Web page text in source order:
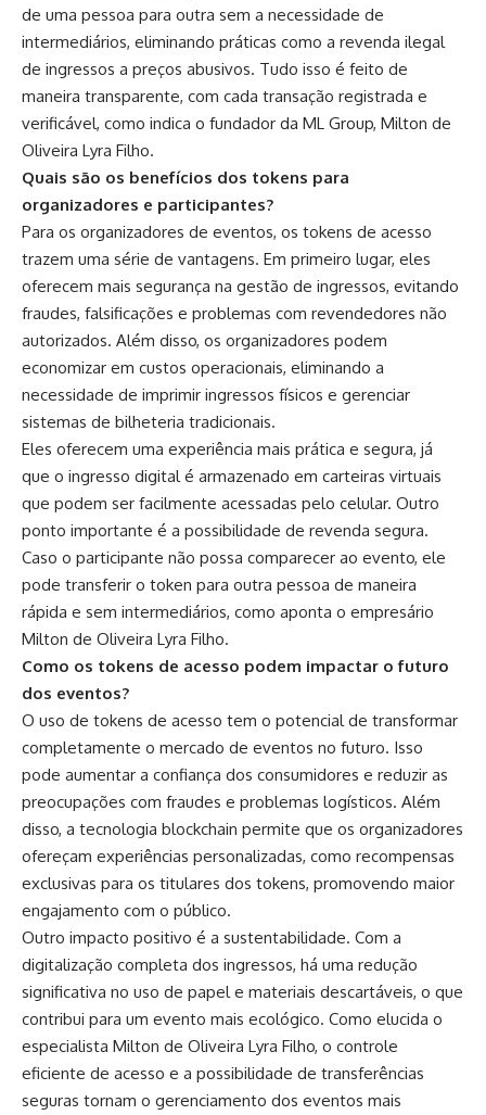
de uma pessoa para outra sem a necessidade de
intermediários, eliminando práticas como a revenda ilegal
de ingressos a preços abusivos. Tudo isso é feito de
maneira transparente, com cada transação registrada e
verificável, como indica o fundador da ML Group, Milton de
Oliveira Lyra Filho.
Quais são os benefícios dos tokens para
organizadores e participantes?
Para os organizadores de eventos, os tokens de acesso
trazem uma série de vantagens. Em primeiro lugar, eles
oferecem mais segurança na gestão de ingressos, evitando
fraudes, falsificações e problemas com revendedores não
autorizados. Além disso, os organizadores podem
economizar em custos operacionais, eliminando a
necessidade de imprimir ingressos físicos e gerenciar
sistemas de bilheteria tradicionais.
Eles oferecem uma experiência mais prática e segura, já
que o ingresso digital é armazenado em carteiras virtuais
que podem ser facilmente acessadas pelo celular. Outro
ponto importante é a possibilidade de revenda segura.
Caso o participante não possa comparecer ao evento, ele
pode transferir o token para outra pessoa de maneira
rápida e sem intermediários, como aponta o empresário
Milton de Oliveira Lyra Filho.
Como os tokens de acesso podem impactar o futuro
dos eventos?
O uso de tokens de acesso tem o potencial de transformar
completamente o mercado de eventos no futuro. Isso
pode aumentar a confiança dos consumidores e reduzir as
preocupações com fraudes e problemas logísticos. Além
disso, a tecnologia blockchain permite que os organizadores
ofereçam experiências personalizadas, como recompensas
exclusivas para os titulares dos tokens, promovendo maior
engajamento com o público.
Outro impacto positivo é a sustentabilidade. Com a
digitalização completa dos ingressos, há uma redução
significativa no uso de papel e materiais descartáveis, o que
contribui para um evento mais ecológico. Como elucida o
especialista Milton de Oliveira Lyra Filho, o controle
eficiente de acesso e a possibilidade de transferências
seguras tornam o gerenciamento dos eventos mais